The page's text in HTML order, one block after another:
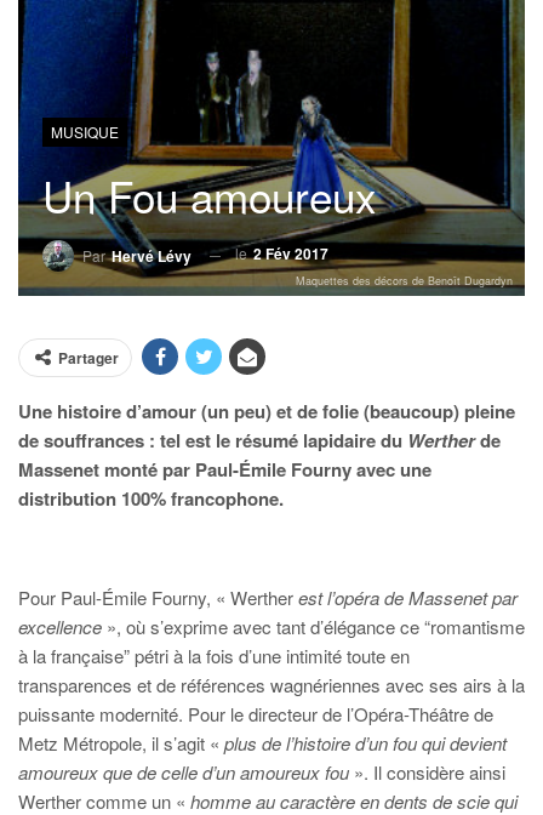
MUSIQUE
Un Fou amoureux
ParHervé Lévy le2 Fév 2017
Maquettes des décors de Benoît Dugardyn
Partager
Une histoire d’amour (un peu) et de folie (beaucoup) pleine
de souffrances : tel est le résumé lapidaire du Wertherde
Massenet monté par Paul-Émile Fourny avec une
distribution 100% francophone.
Pour Paul-Émile Fourny, « Wertherest l’opéra de Massenet par
excellence », où s’exprime avec tant d’élégance ce “romantisme
à la française” pétri à la fois d’une intimité toute en
transparences et de références wagnériennes avec ses airs à la
puissante modernité. Pour le directeur de l’Opéra-Théâtre de
Metz Métropole, il s’agit « plus de l’histoire d’un fou qui devient
amoureux que de celle d’un amoureux fou ». Il considère ainsi
Werther comme un « homme au caractère en dents de scie qui